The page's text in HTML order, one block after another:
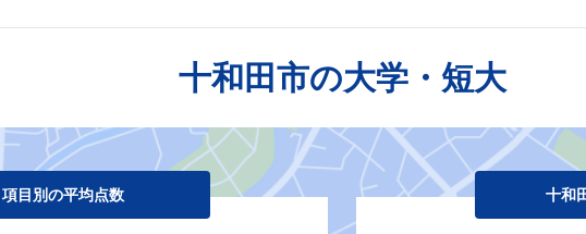
十和田市の大学・短大
項目別の平均点数 十和